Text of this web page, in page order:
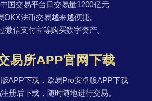
国交易平台日交易量1200亿元
OKX法币交易越来越便捷。
微信支付宝等购买数字资产。
易所APP官网下载
APP下载，欧易Pro安卓版APP下载
册后下载，随时随地进行交易。